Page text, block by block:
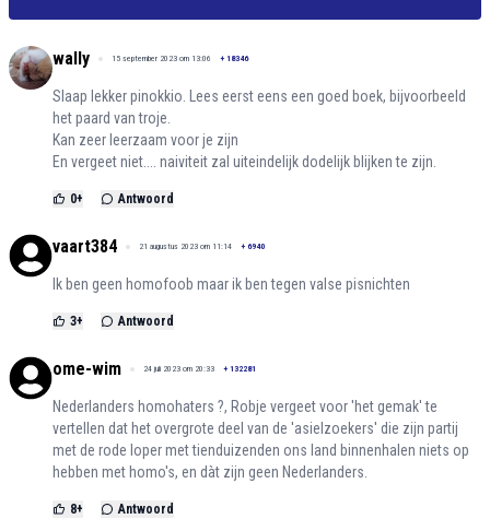
wally 15 september 2023 om 13:06 + 18346
Slaap lekker pinokkio. Lees eerst eens een goed boek, bijvoorbeeld
het paard van troje.
Kan zeer leerzaam voor je zijn
En vergeet niet.... naiviteit zal uiteindelijk dodelijk blijken te zijn.
0+ Antwoord
vaart384 21 augustus 2023 om 11:14 + 6940
Ik ben geen homofoob maar ik ben tegen valse pisnichten
3+ Antwoord
ome-wim 24 juli 2023 om 20:33 + 132281
Nederlanders homohaters ?, Robje vergeet voor 'het gemak' te
vertellen dat het overgrote deel van de 'asielzoekers' die zijn partij
met de rode loper met tienduizenden ons land binnenhalen niets op
hebben met homo's, en dàt zijn geen Nederlanders.
8+ Antwoord